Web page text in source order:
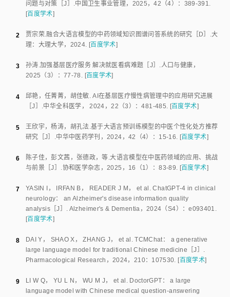
问题与对策 ［J］.中国卫生事业管理， 2025 ，42 （4）： 389-391.
[百度学术]
2 贾宗荣.融合大语言模型的中药领域知识图谱问答系统的研究 ［D］.大
理： 大理大学， 2024. [百度学术]
3 孙涛.加强基层医疗服务 解决就医看病难题 ［J］.人口与健康 ，
2025
（3）： 77-78 . [百度学术]
4 邱艳 ，任菁菁 ， 胡佳敏.AI在基层医疗慢性病管理中的应用研究进展
［J］.中华全科医学 ，2024 ，22 （3 ）：481-485. [百度学术]
5 王欣宇 ，杨涛， 胡孔法.基于大语言预训练模型的中医个性化处方推荐
研究 ［J］.中华中医药学刊 ，2024 ， 42 （4）： 15-16. [百度学术]
6 陈子佳， 彭文茜 ， 张德政，等.大语言模型在中医药领域的应用、挑战
与前景 ［J］.协和医学杂志 ，2025 ， 16 （1）：83-89. [百度学术]
7 YASIN I ， IRFAN B ， READER J M ， et al .ChatGPT‐4 in clinical
neurology： an Alzheimer's disease information quality
analysis［J］. Alzheimer's & Dementia ， 2024 （S4）：e093401 .
[百度学术]
8 DAI Y ， SHAO X ，ZHANG J ， et al .TCMChat： a generative
large language model for traditional Chinese medicine ［J］.
Pharmacological Research ，2024， 210： 107530. [百度学术]
9 LI W Q， YU L N ， WU M J ， et al . DoctorGPT： a large
language model with Chinese medical question-answering